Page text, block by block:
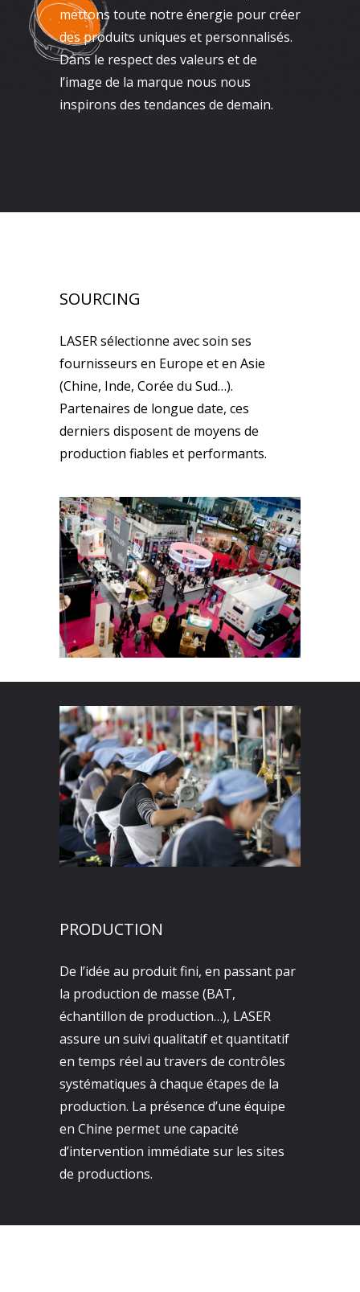
mettons toute notre énergie pour créer
des produits uniques et personnalisés.
Dans le respect des valeurs et de
l’image de la marque nous nous
inspirons des tendances de demain.
SOURCING
LASER sélectionne avec soin ses
fournisseurs en Europe et en Asie
(Chine, Inde, Corée du Sud…).
Partenaires de longue date, ces
derniers disposent de moyens de
production fiables et performants.
PRODUCTION
De l’idée au produit fini, en passant par
la production de masse (BAT,
échantillon de production…), LASER
assure un suivi qualitatif et quantitatif
en temps réel au travers de contrôles
systématiques à chaque étapes de la
production. La présence d’une équipe
en Chine permet une capacité
d’intervention immédiate sur les sites
de productions.